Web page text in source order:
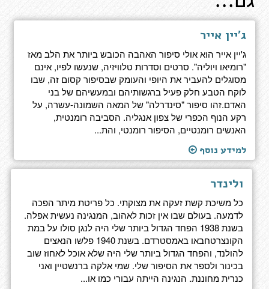
ג'יין אייר
ג'יין אייר הוא אולי סיפור האהבה הכובש ביותר את הלב מאז
"רומיאו ויוליה". סרטים וסדרות טלוויזיה, שנעשו לפיו, אינם
מסוגלים להעביר את היופי והעומק שבסיפור קסום זה, שבו
לוקח הטבע חלק פעיל ברגשותיהם ובמעשיהם של בני
האדם.זהו סיפור "סינדרלה" של המאה השמונה-עשרה, על
רקע הנוף הכפרי של צפון אנגליה. הסביבה רומנטית,
האנשים רומנטיים, הסיפור רומנטי, והת...
למידע נוסף
ולינדר
כל משיכת קשת זעקה את מצוקתי. כל פריטת מיתר הפכה
לדמעה. בעולם שבו אין זכות לאהוב, המנגינה נעשית אפלה.
בשנת 1938 הפחד הגדול ביותר שלי היה לנגן סולו על במת
הקונצרטחבאו באמסטרדם. בשנת 1940 פלשו הנאצים
להולנד, והפחד הגדול ביותר שלי היה שלא אוכל לאחוז שוב
בכינור ולספר את הסיפור שלי. שמי אלקה ברנשטיין ואני
כנרית מחוננת. הנגינה הייתה עבורי כמו או...